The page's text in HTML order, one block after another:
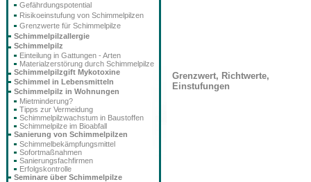
Grenzwert, Richtwerte,
Einstufungen
Gefährdungspotential
Risikoeinstufung von Schimmelpilzen
Grenzwerte für Schimmelpilze
Schimmelpilzallergie
Schimmelpilz
Einteilung in Gattungen - Arten
Materialzerstörung durch Schimmelpilze
Schimmelpilzgift Mykotoxine
Schimmel in Lebensmitteln
Schimmelpilz in Wohnungen
Mietminderung?
Tipps zur Vermeidung
Schimmelpilzwachstum in Baustoffen
Schimmelpilze im Bioabfall
Sanierung von Schimmelpilzen
Schimmelbekämpfungsmittel
Sofortmaßnahmen
Sanierungsfachfirmen
Erfolgskontrolle
Seminare über Schimmelpilze